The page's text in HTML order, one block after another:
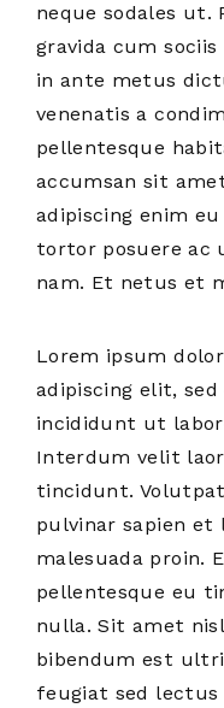
neque sodales ut.
gravida cum
in ante metus
venenatis a
pellentesque
accumsan sit
adipiscing enim
tortor posuere ac
nam. Et netus et
Lorem ipsum
adipiscing elit,
incididunt ut
Interdum velit
tincidunt.
pulvinar sapien
malesuada proin.
pellentesque eu
nulla. Sit amet
bibendum est
feugiat sed